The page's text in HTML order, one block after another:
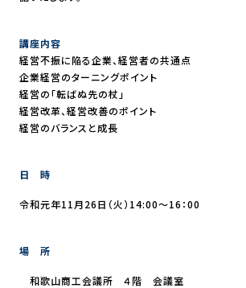
講座内容
経営不振に陥る企業、経営者の共通点
企業経営のターニングポイント
経営の「転ばぬ先の杖」
経営改革、経営改善のポイント
経営のバランスと成長
日 時
令和元年11月26日（火）14:00～16：00
場 所
和歌山商工会議所 ４階 会議室